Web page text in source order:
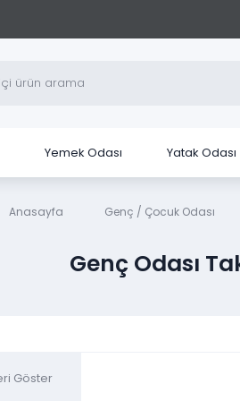
Yemek Odası Yatak Odası
Anasayfa Genç / Çocuk Odası
Genç Odası